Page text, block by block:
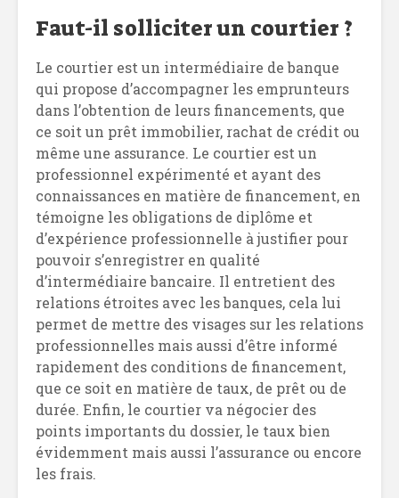
Faut-il solliciter un courtier ?
Le courtier est un intermédiaire de banque
qui propose d’accompagner les emprunteurs
dans l’obtention de leurs financements, que
ce soit un prêt immobilier, rachat de crédit ou
même une assurance. Le courtier est un
professionnel expérimenté et ayant des
connaissances en matière de financement, en
témoigne les obligations de diplôme et
d’expérience professionnelle à justifier pour
pouvoir s’enregistrer en qualité
d’intermédiaire bancaire. Il entretient des
relations étroites avec les banques, cela lui
permet de mettre des visages sur les relations
professionnelles mais aussi d’être informé
rapidement des conditions de financement,
que ce soit en matière de taux, de prêt ou de
durée. Enfin, le courtier va négocier des
points importants du dossier, le taux bien
évidemment mais aussi l’assurance ou encore
les frais.